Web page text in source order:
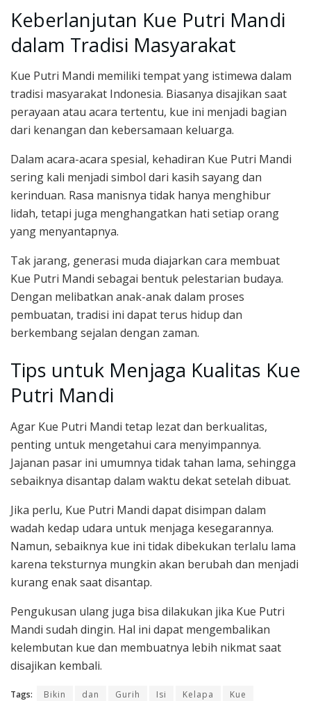
Keberlanjutan Kue Putri Mandi
dalam Tradisi Masyarakat
Kue Putri Mandi memiliki tempat yang istimewa dalam
tradisi masyarakat Indonesia. Biasanya disajikan saat
perayaan atau acara tertentu, kue ini menjadi bagian
dari kenangan dan kebersamaan keluarga.
Dalam acara-acara spesial, kehadiran Kue Putri Mandi
sering kali menjadi simbol dari kasih sayang dan
kerinduan. Rasa manisnya tidak hanya menghibur
lidah, tetapi juga menghangatkan hati setiap orang
yang menyantapnya.
Tak jarang, generasi muda diajarkan cara membuat
Kue Putri Mandi sebagai bentuk pelestarian budaya.
Dengan melibatkan anak-anak dalam proses
pembuatan, tradisi ini dapat terus hidup dan
berkembang sejalan dengan zaman.
Tips untuk Menjaga Kualitas Kue
Putri Mandi
Agar Kue Putri Mandi tetap lezat dan berkualitas,
penting untuk mengetahui cara menyimpannya.
Jajanan pasar ini umumnya tidak tahan lama, sehingga
sebaiknya disantap dalam waktu dekat setelah dibuat.
Jika perlu, Kue Putri Mandi dapat disimpan dalam
wadah kedap udara untuk menjaga kesegarannya.
Namun, sebaiknya kue ini tidak dibekukan terlalu lama
karena teksturnya mungkin akan berubah dan menjadi
kurang enak saat disantap.
Pengukusan ulang juga bisa dilakukan jika Kue Putri
Mandi sudah dingin. Hal ini dapat mengembalikan
kelembutan kue dan membuatnya lebih nikmat saat
disajikan kembali.
Tags: Bikin dan Gurih Isi Kelapa Kue